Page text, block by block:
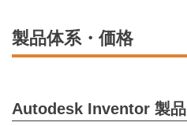
製品体系・価格
Autodesk Inventor 製